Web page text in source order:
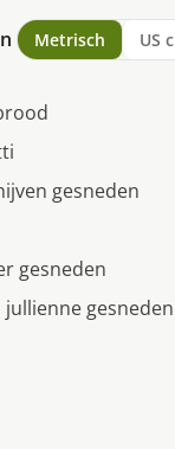
Metrisch US
gesneden
gesneden
gesneden